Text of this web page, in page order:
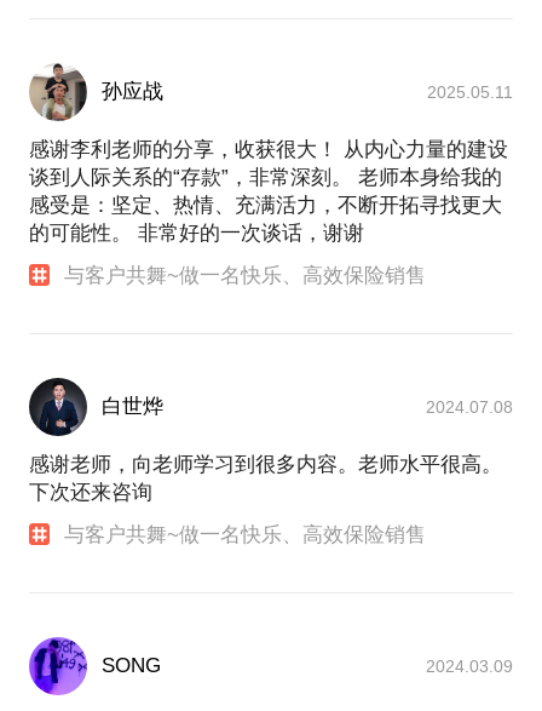
孙应战 2025.05.11
感谢李利老师的分享，收获很大！ 从内心力量的建设
谈到人际关系的“存款”，非常深刻。 老师本身给我的
感受是：坚定、热情、充满活力，不断开拓寻找更大
的可能性。 非常好的一次谈话，谢谢
与客户共舞~做一名快乐、高效保险销售
白世烨 2024.07.08
感谢老师，向老师学习到很多内容。老师水平很高。
下次还来咨询
与客户共舞~做一名快乐、高效保险销售
SONG 2024.03.09